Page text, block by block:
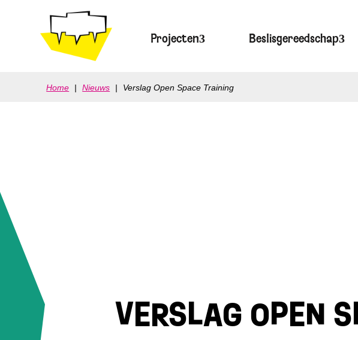
Projecten Beslisgereedschap
Home | Nieuws | Verslag Open Space Training
VERSLAG OPEN